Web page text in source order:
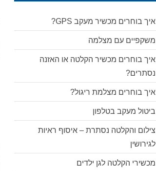
איך בוחרים מכשיר מעקב GPS?
משקפיים עם מצלמה
איך בוחרים מכשיר הקלטה או האזנה
נסתרים?
איך בוחרים מצלמת ריגול?
ביטול מעקב בטלפון
צילום והקלטה נסתרת – איסוף ראיות
לגירושין
מכשירי הקלטה לגן ילדים